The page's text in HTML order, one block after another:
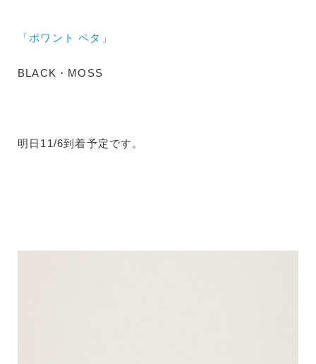
「ポワント ペタ」
BLACK・MOSS
明日11/6到着予定です。